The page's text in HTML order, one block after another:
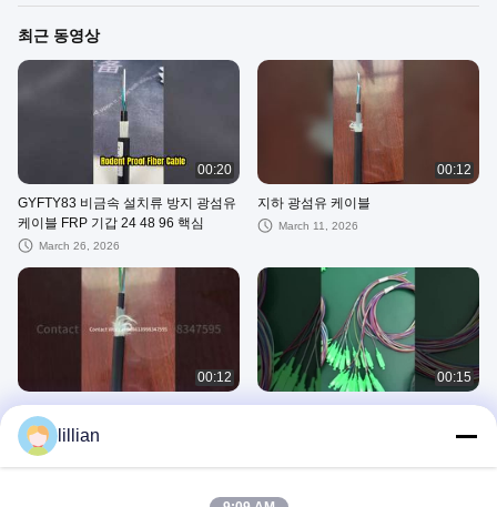
최근 동영상
00:20
GYFTY83 비금속 설치류 방지 광섬유
케이블 FRP 기갑 24 48 96 핵심
March 26, 2026
00:12
지하 광섬유 케이블
March 11, 2026
00:12
지하 방수 광섬유 케이블 GYFTY33
March 11, 2026
00:15
lillian